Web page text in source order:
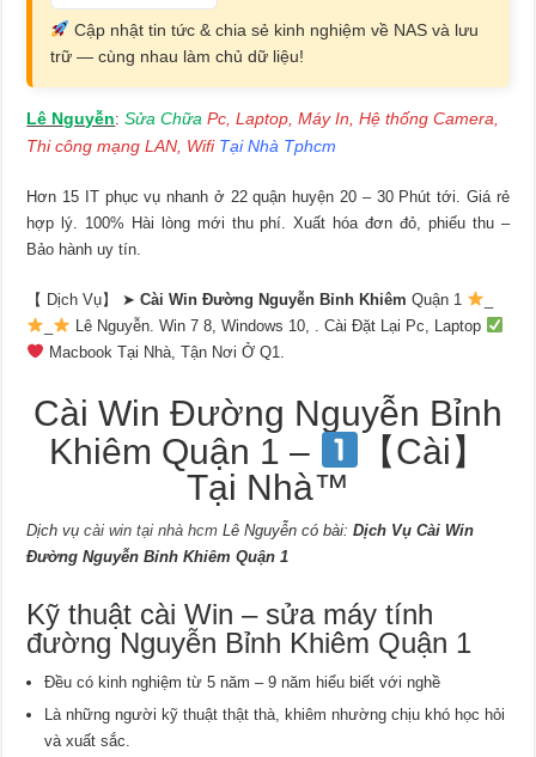
Cập nhật tin tức & chia sẻ kinh nghiệm về NAS và lưu
trữ — cùng nhau làm chủ dữ liệu!
Lê Nguyễn:Sửa Chữa Pc, Laptop, Máy In, Hệ thống Camera,
Thi công mạng LAN, Wifi Tại Nhà Tphcm
Hơn 15 IT phục vụ nhanh ở 22 quận huyện 20 – 30 Phút tới. Giá rẻ
hợp lý. 100% Hài lòng mới thu phí. Xuất hóa đơn đỏ, phiếu thu –
Bảo hành uy tín.
【 Dịch Vụ】 ➤Cài Win Đường Nguyễn Bỉnh Khiêm Quận 1
Lê Nguyễn. Win 7 8, Windows 10, . Cài Đặt Lại Pc, Laptop
Macbook Tại Nhà, Tận Nơi Ở Q1.
Cài Win Đường Nguyễn Bỉnh
Khiêm Quận 1 –
【Cài】
Tại Nhà™
Dịch vụ cài win tại nhà hcm Lê Nguyễn có bài:Dịch Vụ Cài Win
Đường Nguyễn Bỉnh Khiêm Quận 1
Kỹ thuật cài Win – sửa máy tính
đường Nguyễn Bỉnh Khiêm Quận 1
Đều có kinh nghiệm từ 5 năm – 9 năm hiểu biết với nghề
Là những người kỹ thuật thật thà, khiêm nhường chịu khó học hỏi
và xuất sắc.